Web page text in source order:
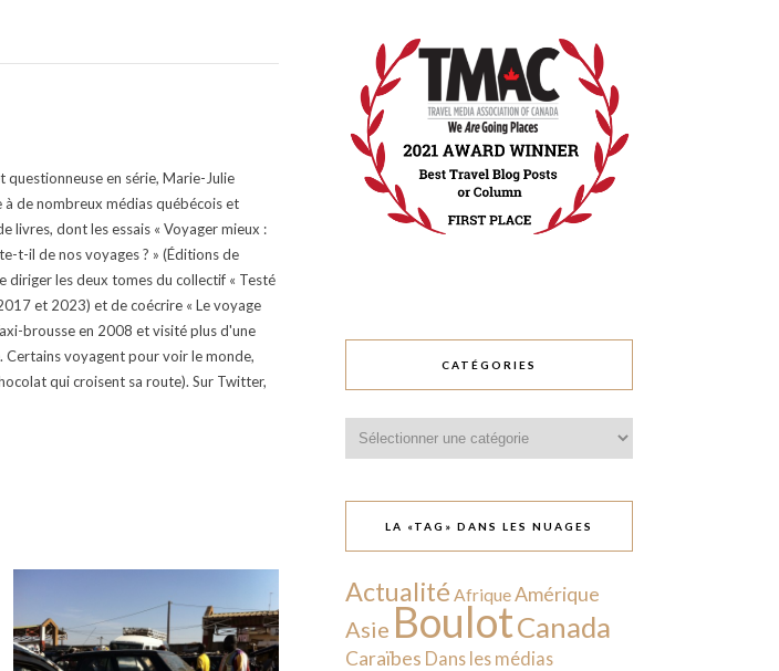
questionneuse en série, Marie-Julie
de nombreux médias québécois et
livres, dont les essais « Voyager mieux :
t-il de nos voyages ? » (Éditions de
diriger les deux tomes du collectif « Testé
et 2023) et de coécrire « Le voyage
brousse en 2008 et visité plus d'une
Certains voyagent pour voir le monde,
qui croisent sa route). Sur Twitter,
CATÉGORIES
LA «TAG» DANS LES NUAGES
Actualité AfriqueAmérique
Asie BoulotCanada
Caraïbes Dans les médias